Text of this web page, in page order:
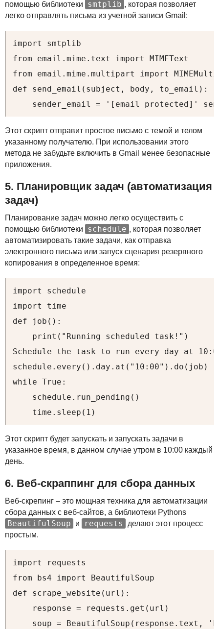
помощью библиотеки smtplib , которая позволяет
легко отправлять письма из учетной записи Gmail:
import smtplib
from email.mime.text import MIMEText
from email.mime.multipart import
def send_email(subject, body, to_email):
sender_email = '[email protected]'
Этот скрипт отправит простое письмо с темой и телом
указанному получателю. При использовании этого
метода не забудьте включить в Gmail менее безопасные
приложения.
5. Планировщик задач (автоматизация
задач)
Планирование задач можно легко осуществить с
помощью библиотеки
schedule , которая позволяет
автоматизировать такие задачи, как отправка
электронного письма или запуск сценария резервного
копирования в определенное время:
import schedule
import time
def job():
    print("Running scheduled task!")
Schedule the task to run every day at
schedule.every().day.at("10:00").do(job)
while True:
    schedule.run_pending()
    time.sleep(1)
Этот скрипт будет запускать и запускать задачи в
указанное время, в данном случае утром в 10:00 каждый
день.
6. Веб-скраппинг для сбора данных
Веб-скрепинг – это мощная техника для автоматизации
сбора данных с веб-сайтов, а библиотеки Pythons
BeautifulSoup и requests
делают этот процесс
простым.
import requests
from bs4 import BeautifulSoup
def scrape_website(url):
    response = requests.get(url)
soup = BeautifulSoup(response.text,